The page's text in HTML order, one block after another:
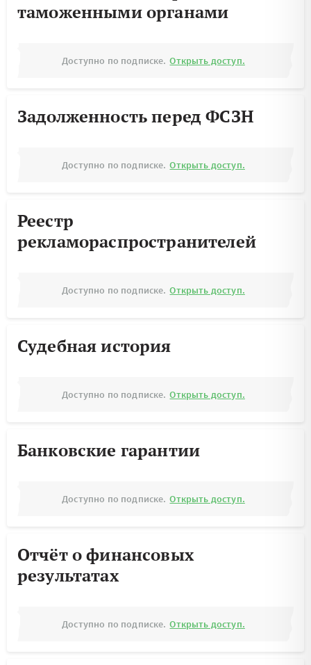
таможенными органами
Доступно по подписке. Открыть доступ.
Задолженность перед ФСЗН
Доступно по подписке. Открыть доступ.
Реестр
рекламораспространителей
Доступно по подписке. Открыть доступ.
Судебная история
Доступно по подписке. Открыть доступ.
Банковские гарантии
Доступно по подписке. Открыть доступ.
Отчёт о финансовых
результатах
Доступно по подписке. Открыть доступ.